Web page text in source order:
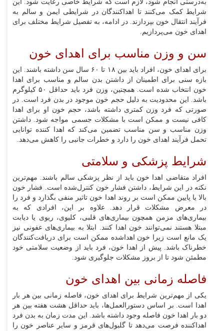
به‌درستی انجام شود، لازم است که شرایط خاصی رعایت شود. این
شرایط کمک می‌کنند تا اهداکنندگان در شرایطی ایمن و سالم به
فرآیند انتقال خون بپردازند. در ادامه، به تفصیل شرایط مختلف برای
اهدای خون می‌پردازیم.
سن و وزن مناسب برای اهدای خون
برای اهدای خون، افراد باید بین ۱۸ تا ۶۰ سال سن داشته باشند. این
بازه سنی برای اطمینان از داشتن بدن سالم و مناسب برای اهدا
خون انتخاب شده است. همچنین، وزن فرد باید حداقل ۵۰ کیلوگرم
باشد. این محدودیت به دلیل حجم خون موجود در بدن فرد است. در
صورتی که فرد وزن کمتری داشته باشد، حجم خون او برای اهدا
کافی نیست و ممکن است با مشکلات جسمی مواجه شود. داشتن
وزن مناسب و سن مناسب تضمین می‌کند که اهدا کننده توانایی
تحمل فرآیند اهدای خون را دارد و خطرات جانبی را کاهش می‌دهد.
شرایط پزشکی و سلامتی
افراد متقاضی اهدا خون باید از نظر پزشکی سالم باشند. مهم‌ترین
نکته در این شرایط، داشتن فشار خون کنترل‌شده است. فشار خون
بالا یا پایین ممکن است بر روند اهدا خون تاثیر منفی بگذارد و فرد را
در معرض مشکلات قرار دهد. علاوه بر این، افرادی که به
بیماری‌های مزمن همچون بیماری‌های قلبی، کلیوی، ریوی یا دیابت
مبتلا هستند نمی‌توانند خون اهدا کنند. ابتلا به بیماری‌های عفونی نیز
یک مانع است زیرا خون اهداشده ممکن است برای دریافت‌کنندگان
خطرناک باشد. پیش از اهدا خون، فرد باید از وضعیت سلامتی خود
مطمئن شود تا از بروز مشکلات جلوگیری شود.
فاصله زمانی بین اهدای خون
یکی از مهم‌ترین شرایط برای اهدای خون، فاصله زمانی بین هر بار
اهدا است. بر اساس دستورالعمل‌ها، باید حداقل هشت هفته بین هر
دو بار اهدا خون فاصله وجود داشته باشد. این مدت زمان به بدن فرد
اهداکننده فرصت می‌دهد تا گلبول‌های قرمز و سایر عناصر خون را